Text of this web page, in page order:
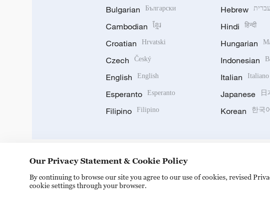
Bulgarian Български
Cambodian ខ្មែរ
Croatian Hrvatski
Czech Český
English English
Esperanto Esperanto
Filipino Filipino
Hebrew עברית
Hindi हिन्दी
Hungarian
Indonesian
Italian Italiano
Japanese 日
Korean 한국
DOWNLOAD OUR APP
Our Privacy Statement & Cookie Policy
By continuing to browse our site you agree to our use of cookies, revised
cookie settings through your browser.